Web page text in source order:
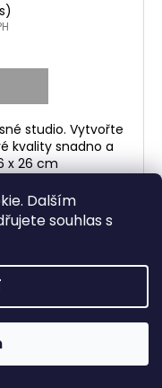
Dalším
souhlas s
pracovní dny do
nad 2 000 Kč
studio. Vytvořte
kvality snadno a
x 26 cm